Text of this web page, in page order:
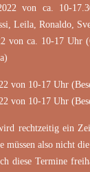
von ca. 10-
Leila, Ronaldo,
von ca. 10-17 Uhr
von 10-17 Uhr
von 10-17 Uhr
rechtzeitig ein
müssen also nicht
diese Termine